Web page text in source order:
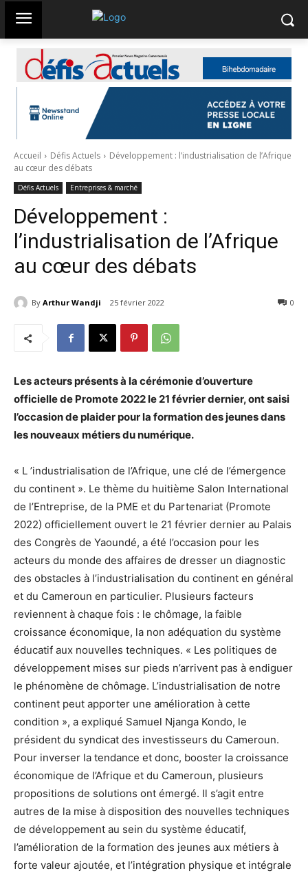
Accueil Défis Actuels
Développement : l’industrialisation de l’Afrique
au cœur des débats
Défis Actuels Entreprises & marché
Développement :
l’industrialisation de l’Afrique
au cœur des débats
By Arthur Wandji 25 février 2022 0
Les acteurs présents à la cérémonie d’ouverture
officielle de Promote 2022 le 21 février dernier, ont saisi
l’occasion de plaider pour la formation des jeunes dans
les nouveaux métiers du numérique.
« L ’industrialisation de l’Afrique, une clé de l’émergence
du continent ». Le thème du huitième Salon International
de l’Entreprise, de la PME et du Partenariat (Promote
2022) officiellement ouvert le 21 février dernier au Palais
des Congrès de Yaoundé, a été l’occasion pour les
acteurs du monde des affaires de dresser un diagnostic
des obstacles à l’industrialisation du continent en général
et du Cameroun en particulier. Plusieurs facteurs
reviennent à chaque fois : le chômage, la faible
croissance économique, la non adéquation du système
éducatif aux nouvelles techniques. « Les politiques de
développement mises sur pieds n’arrivent pas à endiguer
le phénomène de chômage. L’industrialisation de notre
continent peut apporter une amélioration à cette
condition », a expliqué Samuel Njanga Kondo, le
président du syndicat des investisseurs du Cameroun.
Pour inverser la tendance et donc, booster la croissance
économique de l’Afrique et du Cameroun, plusieurs
propositions de solutions ont émergé. Il s’agit entre
autres de la mise à disposition des nouvelles techniques
de développement au sein du système éducatif,
l’amélioration de la formation des jeunes aux métiers à
forte valeur ajoutée, et l’intégration physique et intégrale